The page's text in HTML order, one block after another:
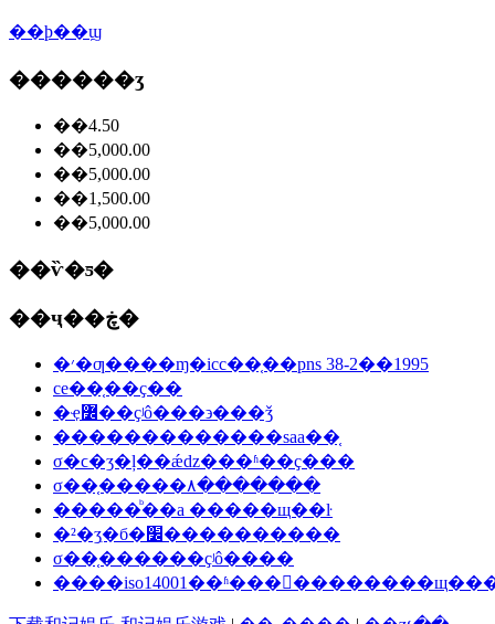
��ϸ��ϣ
������ʒ
��4.50
��5,000.00
��5,000.00
��1,500.00
��5,000.00
��ѷ�ƽ�
��ҷ��ڿ�
�׳�ƣ����ɱ�icc��֤��pns 38-2��1995
ce��֤��ҫ��
�ҿ߼��ҫʲô���϶���ǯ
�������������saa��֤
σ�ϲ�ʒ�ļ��ǽǳ���ʱ��ҫ���
σ��֤�����۸�������
�����ᷨ��a �����щ��ŀ
�²�ʒִ�б�׼����������
σ��֤������ҫʲô����